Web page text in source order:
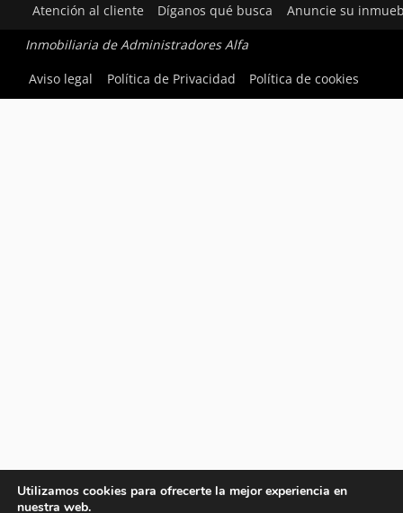
Atención al cliente Díganos qué busca Anuncie su
Inmobiliaria de Administradores Alfa
Aviso legal
Política de Privacidad Política de cookies
Utilizamos cookies para ofrecerte la mejor experiencia en
nuestra web.